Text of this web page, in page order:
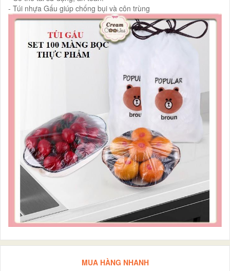
- Túi nhựa Gấu giúp chống bụi và côn trùng
MUA HÀNG NHANH